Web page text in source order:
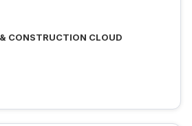
CONSTRUCTION CLOUD